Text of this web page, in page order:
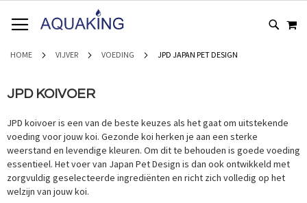
NAAR
DE
HOME VIJVER VOEDING JPD JAPAN PET DESIGN
JPD KOIVOER
JPD koivoer is een van de beste keuzes als het gaat om uitstekende
voeding voor jouw koi. Gezonde koi herken je aan een sterke
weerstand en levendige kleuren. Om dit te behouden is goede voeding
essentieel. Het voer van Japan Pet Design is dan ook ontwikkeld met
zorgvuldig geselecteerde ingrediënten en richt zich volledig op het
welzijn van jouw koi.